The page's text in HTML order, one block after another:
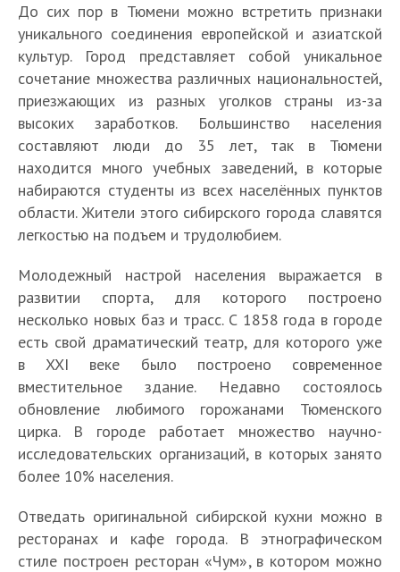
До сих пор в Тюмени можно встретить признаки
уникального соединения европейской и азиатской
культур. Город представляет собой уникальное
сочетание множества различных национальностей,
приезжающих из разных уголков страны из-за
высоких заработков. Большинство населения
составляют люди до 35 лет, так в Тюмени
находится много учебных заведений, в которые
набираются студенты из всех населённых пунктов
области. Жители этого сибирского города славятся
легкостью на подъем и трудолюбием.
Молодежный настрой населения выражается в
развитии спорта, для которого построено
несколько новых баз и трасс. С 1858 года в городе
есть свой драматический театр, для которого уже
в XXI веке было построено современное
вместительное здание. Недавно состоялось
обновление любимого горожанами Тюменского
цирка. В городе работает множество научно-
исследовательских организаций, в которых занято
более 10% населения.
Отведать оригинальной сибирской кухни можно в
ресторанах и кафе города. В этнографическом
стиле построен ресторан «Чум», в котором можно